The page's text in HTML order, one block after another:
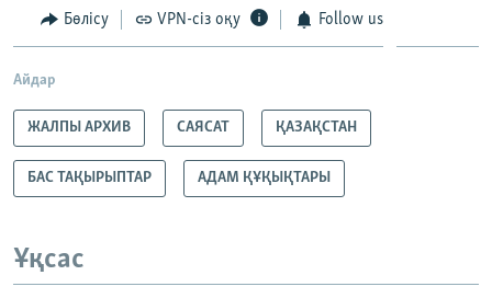
Бөлісу VPN-сіз оқу Follow us
Айдар
ЖАЛПЫ АРХИВ САЯСАТ ҚАЗАҚСТАН
БАС ТАҚЫРЫПТАР АДАМ ҚҰҚЫҚТАРЫ
Ұқсас